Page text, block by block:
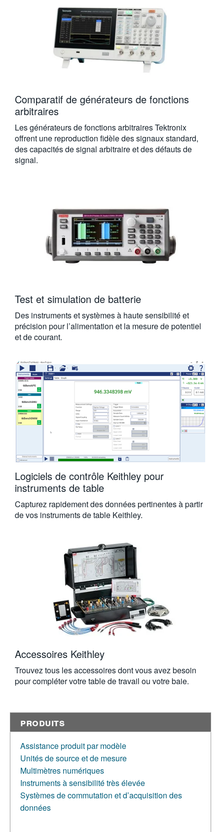
Comparatif de générateurs de fonctions
arbitraires
Les générateurs de fonctions arbitraires Tektronix
offrent une reproduction fidèle des signaux standard,
des capacités de signal arbitraire et des défauts de
signal.
Test et simulation de batterie
Des instruments et systèmes à haute sensibilité et
précision pour l’alimentation et la mesure de potentiel
et de courant.
Logiciels de contrôle Keithley pour
instruments de table
Capturez rapidement des données pertinentes à partir
de vos instruments de table Keithley.
Accessoires Keithley
Trouvez tous les accessoires dont vous avez besoin
pour compléter votre table de travail ou votre baie.
Produits
Assistance produit par modèle
Unités de source et de mesure
Multimètres numériques
Instruments à sensibilité très élevée
Systèmes de commutation et d’acquisition des
données